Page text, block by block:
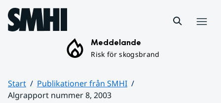
Hoppa till sidans innehåll
Meddelande
Risk för skogsbrand
Start
Publikationer från SMHI
Algrapport nummer 8, 2003